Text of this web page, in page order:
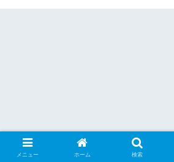
メニュー ホーム 検索